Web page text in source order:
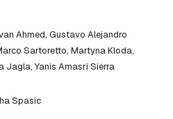
Ahmed, Gustavo Alejandro
Sartoretto, Martyna Kloda,
Jagla, Yanis Amasri Sierra
Spasic